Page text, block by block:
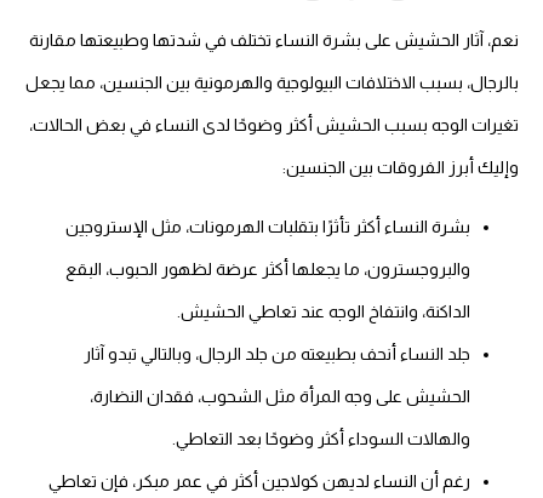
آثار الحشيش على بشرة النساء تختلف في شدتها وطبيعتها مقارنة
بسبب الاختلافات البيولوجية والهرمونية بين الجنسين، مما يجعل
الوجه بسبب الحشيش أكثر وضوحًا لدى النساء في بعض الحالات،
أبرز الفروقات بين الجنسين:
بشرة النساء أكثر تأثرًا بتقلبات الهرمونات، مثل الإستروجين
والبروجسترون، ما يجعلها أكثر عرضة لظهور الحبوب، البقع
الداكنة، وانتفاخ الوجه عند تعاطي الحشيش.
جلد النساء أنحف بطبيعته من جلد الرجال، وبالتالي تبدو آثار
الحشيش على وجه المرأة مثل الشحوب، فقدان النضارة،
والهالات السوداء أكثر وضوحًا بعد التعاطي.
رغم أن النساء لديهن كولاجين أكثر في عمر مبكر، فإن تعاطي